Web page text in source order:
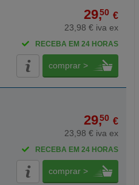
29,50 €
23,98 € iva ex
RECEBA EM 24 HORAS
comprar >
29,50 €
23,98 € iva ex
RECEBA EM 24 HORAS
comprar >